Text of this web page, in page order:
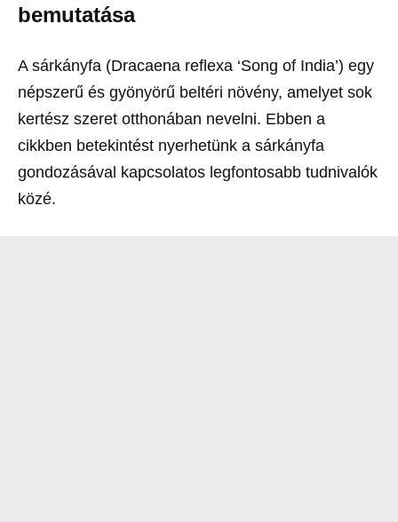
bemutatása
A sárkányfa (Dracaena reflexa ‘Song of India’) egy
népszerű és gyönyörű beltéri növény, amelyet sok
kertész szeret otthonában nevelni. Ebben a
cikkben betekintést nyerhetünk a sárkányfa
gondozásával kapcsolatos legfontosabb tudnivalók
közé.